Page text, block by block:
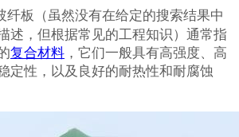
纤板（虽然没有在给定的搜索结果中
述，但根据常见的工程知识）通常指
复合材料 ，它们一般具有高强度、高
定性，以及良好的耐热性和耐腐蚀